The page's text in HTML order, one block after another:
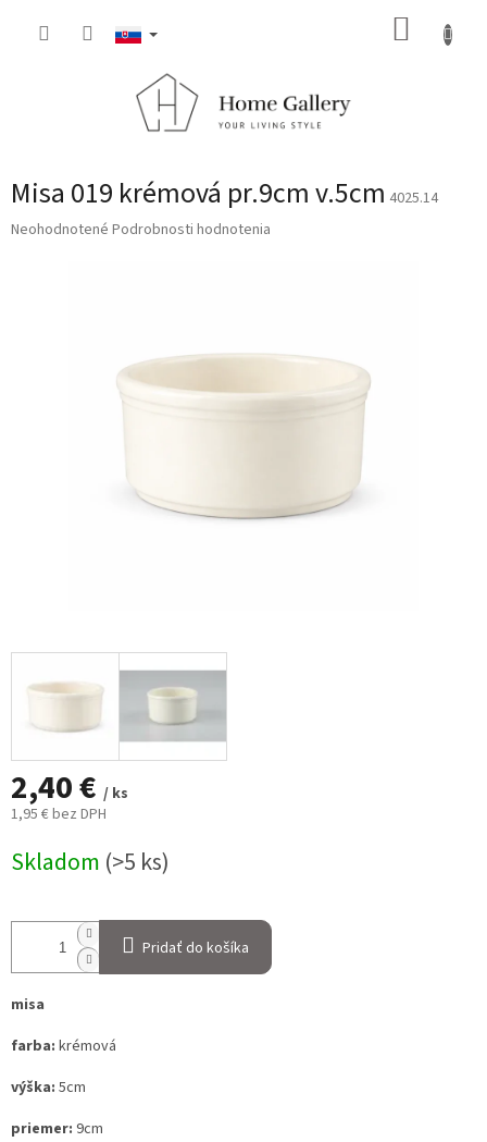
Misa 019 krémová pr.9cm v.5cm 4025.14
Priemerné
Neohodnotené Podrobnosti hodnotenia
2,40 € / ks
1,95 € bez DPH
cena:
Skladom (>5 ks)
Pridať do košíka
misa
farba: krémová
výška: 5cm
priemer: 9cm